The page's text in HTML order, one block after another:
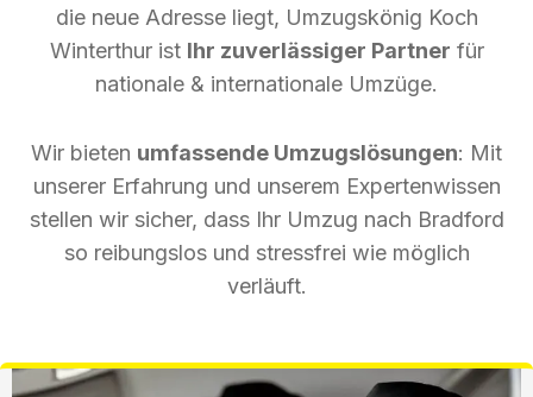
die neue Adresse liegt, Umzugskönig Koch
Winterthur ist Ihr zuverlässiger Partner für
nationale & internationale Umzüge.
Wir bieten umfassende Umzugslösungen: Mit
unserer Erfahrung und unserem Expertenwissen
stellen wir sicher, dass Ihr Umzug nach Bradford
so reibungslos und stressfrei wie möglich
verläuft.